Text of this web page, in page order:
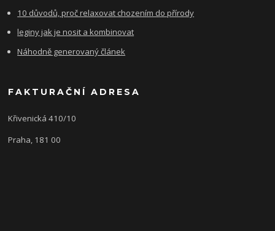
10 důvodů, proč relaxovat chozením do přírody
leginy jak je nosit a kombinovat
Náhodně generovaný článek
FAKTURAČNÍ ADRESA
Křivenická 410/10
Praha, 181 00